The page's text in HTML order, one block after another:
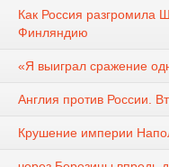
Как Россия разгромила
Финляндию
«Я выиграл сражение
Англия против России.
Крушение империи